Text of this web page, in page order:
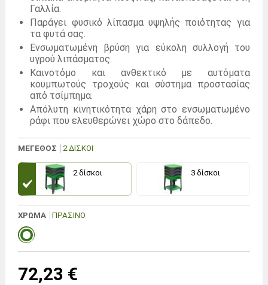
Γαλλία.
Παράγει φυσικό λίπασμα υψηλής ποιότητας για
τα φυτά σας.
Ενσωματωμένη βρύση για εύκολη συλλογή του
υγρού λιπάσματος.
Καινοτόμο και ανθεκτικό με αυτόματα
κουμπωτούς τροχούς και σύστημα προστασίας
από τσίμπημα.
Απόλυτη κινητικότητα χάρη στο ενσωματωμένο
ράφι που ελευθερώνει χώρο στο δάπεδο.
ΜΕΓΕΘΟΣ 2 ΔΊΣΚΟΙ
2 δίσκοι 3 δίσκοι
ΧΡΩΜΑ ΠΡΆΣΙΝΟ
72,23 €